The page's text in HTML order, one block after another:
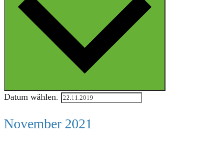
Datum wählen.
November 2021